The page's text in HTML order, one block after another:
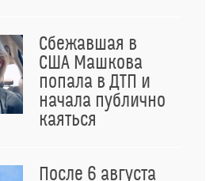
Сбежавшая в
США Машкова
попала в ДТП и
начала публично
каяться
После 6 августа